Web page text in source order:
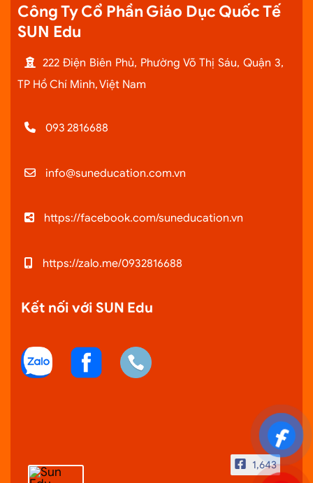
Công Ty Cổ Phần Giáo Dục Quốc Tế
SUN Edu
222 Điện Biên Phủ, Phường Võ Thị Sáu, Quận 3,
TP Hồ Chí Minh, Việt Nam
093 2816688
info@suneducation.com.vn
https://facebook.com/suneducation.vn
https://zalo.me/0932816688
Kết nối với SUN Edu
1,643